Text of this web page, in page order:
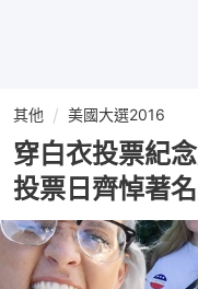
其他 美國大選2016
穿白衣投票紀
投票日齊悼著